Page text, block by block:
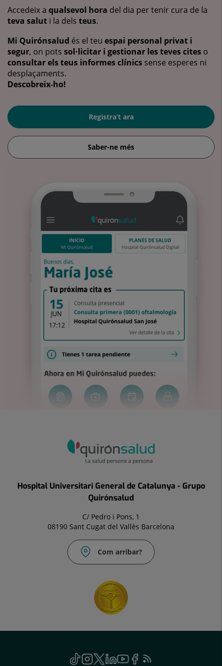
Accedeix a qualsevol hora del dia per tenir cura de la
teva salut i la dels teus.
Mi Quirónsalud és el teu espai personal privat i
segur, on pots sol·licitar i gestionar les teves cites o
consultar els teus informes clínics sense esperes ni
desplaçaments.
Descobreix-ho!
Registra’t ara
Saber-ne més
Hospital Universitari General de Catalunya - Grupo
Quirónsalud
C/ Pedro i Pons, 1
08190 Sant Cugat del Vallès Barcelona
Com arribar?
TikTok
AquestInstagram
AquestTwitter
AquestLinkedin
AquestYoutube
AquestFacebook
Aquest
Feed
Aquest